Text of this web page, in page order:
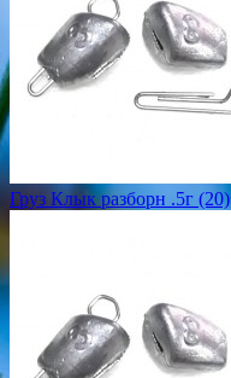
Груз Клык разборн .5г (20)